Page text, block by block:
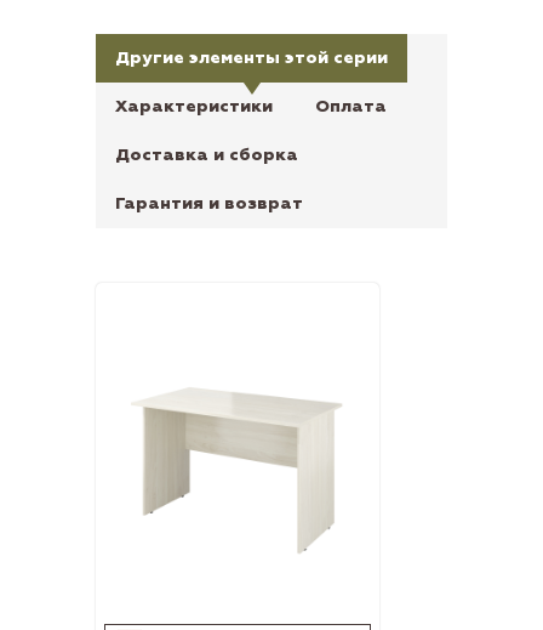
Другие элементы этой серии
Характеристики Оплата
Доставка и сборка
Гарантия и возврат